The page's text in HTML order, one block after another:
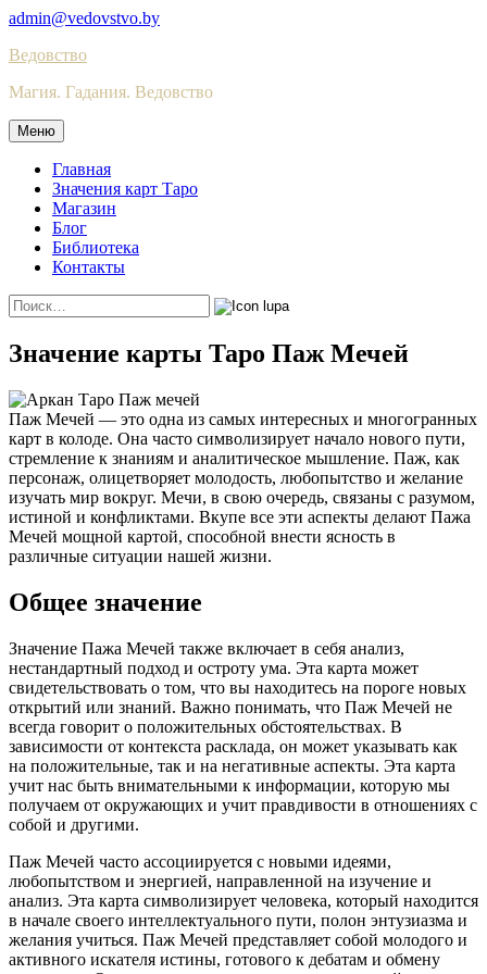
Skip
content
admin@vedovstvo.by
Ведовство
Магия. Гадания. Ведовство
Меню
Главная
Значения карт Таро
Магазин
Блог
Библиотека
Контакты
Найти:
Значение карты Таро Паж Мечей
Паж Мечей — это одна из самых интересных и многогранных
карт в колоде. Она часто символизирует начало нового пути,
стремление к знаниям и аналитическое мышление. Паж, как
персонаж, олицетворяет молодость, любопытство и желание
изучать мир вокруг. Мечи, в свою очередь, связаны с разумом,
истиной и конфликтами. Вкупе все эти аспекты делают Пажа
Мечей мощной картой, способной внести ясность в
различные ситуации нашей жизни.
Общее значение
Значение Пажа Мечей также включает в себя анализ,
нестандартный подход и остроту ума. Эта карта может
свидетельствовать о том, что вы находитесь на пороге новых
открытий или знаний. Важно понимать, что Паж Мечей не
всегда говорит о положительных обстоятельствах. В
зависимости от контекста расклада, он может указывать как
на положительные, так и на негативные аспекты. Эта карта
учит нас быть внимательными к информации, которую мы
получаем от окружающих и учит правдивости в отношениях с
собой и другими.
Паж Мечей часто ассоциируется с новыми идеями,
любопытством и энергией, направленной на изучение и
анализ. Эта карта символизирует человека, который находится
в начале своего интеллектуального пути, полон энтузиазма и
желания учиться. Паж Мечей представляет собой молодого и
активного искателя истины, готового к дебатам и обмену